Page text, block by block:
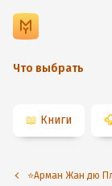
Что выбрать
📖 Книги
⭐️Арман Жан дю